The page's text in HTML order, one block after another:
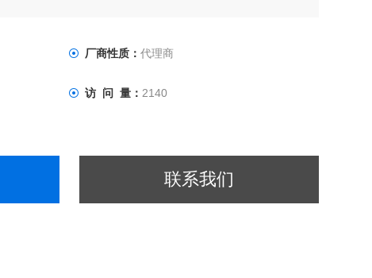
厂商性质：代理商
访 问 量： 2140
联系我们